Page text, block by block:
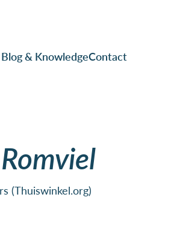
Blog & KnowledgeContact
(Thuiswinkel.org)